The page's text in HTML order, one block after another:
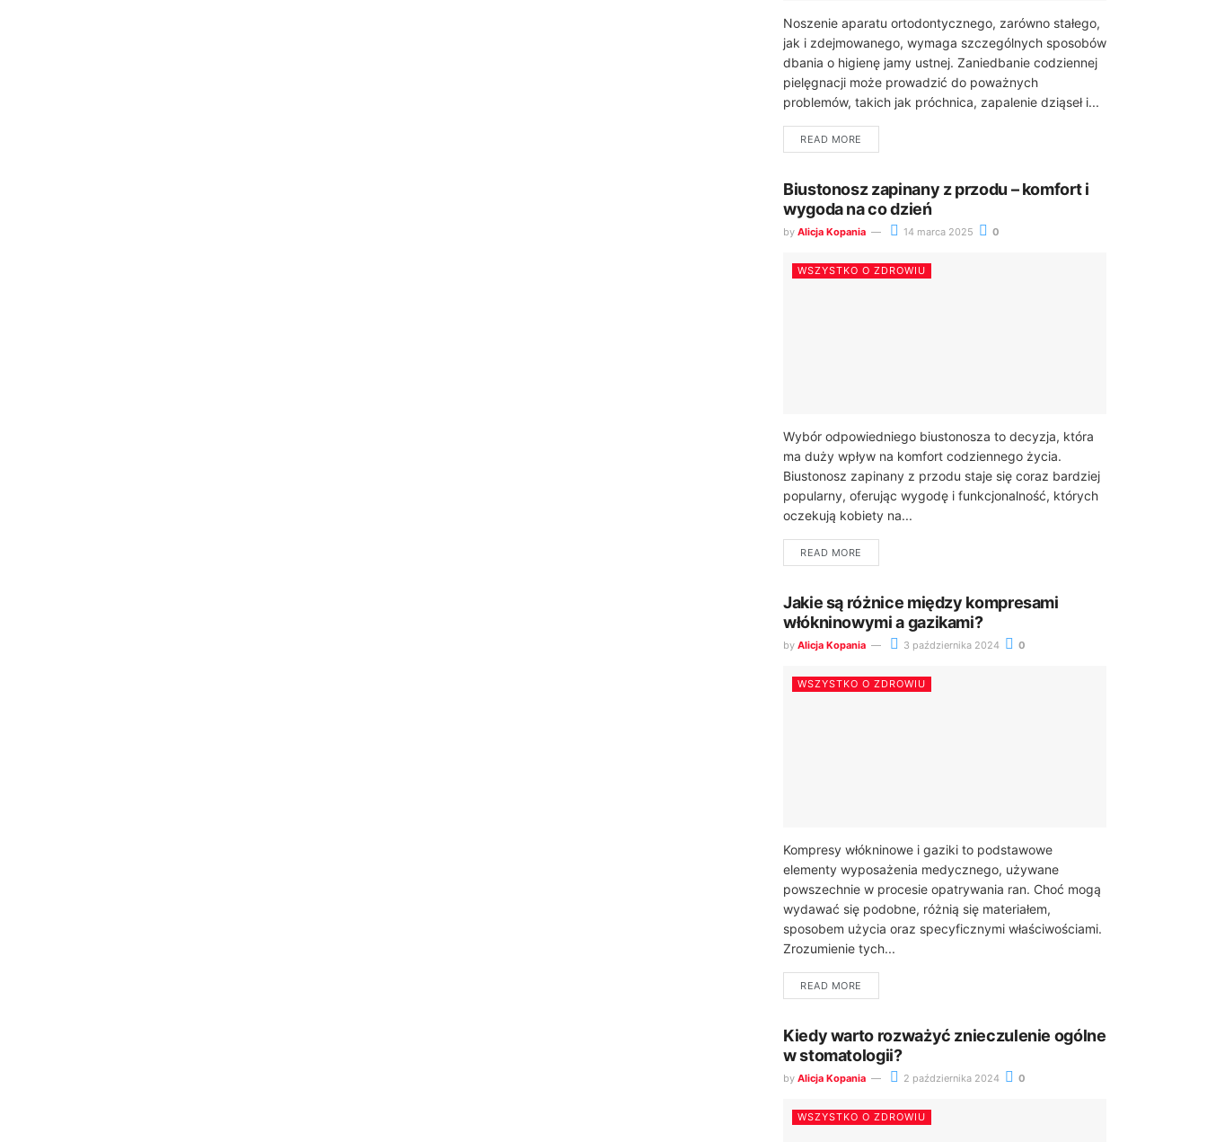
Noszenie aparatu ortodontycznego, zarówno stałego,
jak i zdejmowanego, wymaga szczególnych sposobów
dbania o higienę jamy ustnej. Zaniedbanie codziennej
pielęgnacji może prowadzić do poważnych
problemów, takich jak próchnica, zapalenie dziąseł i...
READ MORE
Biustonosz zapinany z przodu – komfort i
wygoda na co dzień
by Alicja Kopania 14 marca 2025 0
WSZYSTKO O ZDROWIU
Wybór odpowiedniego biustonosza to decyzja, która
ma duży wpływ na komfort codziennego życia.
Biustonosz zapinany z przodu staje się coraz bardziej
popularny, oferując wygodę i funkcjonalność, których
oczekują kobiety na...
READ MORE
Jakie są różnice między kompresami
włókninowymi a gazikami?
by Alicja Kopania 3 października 2024 0
WSZYSTKO O ZDROWIU
Kompresy włókninowe i gaziki to podstawowe
elementy wyposażenia medycznego, używane
powszechnie w procesie opatrywania ran. Choć mogą
wydawać się podobne, różnią się materiałem,
sposobem użycia oraz specyficznymi właściwościami.
Zrozumienie tych...
READ MORE
Kiedy warto rozważyć znieczulenie ogólne
w stomatologii?
by Alicja Kopania 2 października 2024 0
WSZYSTKO O ZDROWIU